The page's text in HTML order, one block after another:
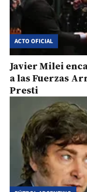
ACTO OFICIAL
Javier Milei
a las Fuerzas
Presti